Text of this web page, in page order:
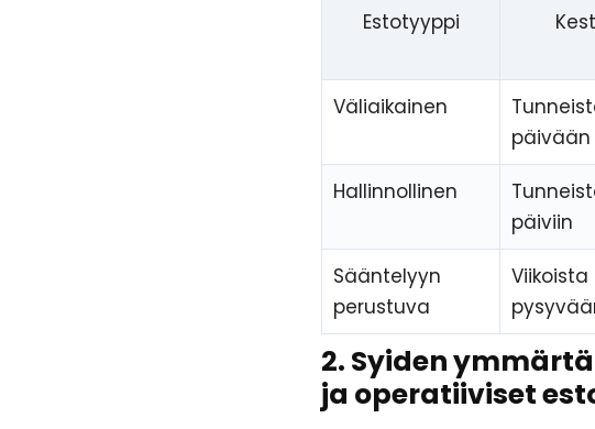
Estotyyppi
Väliaikainen
päivään
Hallinnollinen
päiviin
Sääntelyyn
perustuva
Viikoista
2. Syiden
ja operatiiviset